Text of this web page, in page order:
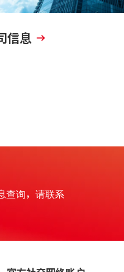
信息
查询，请联系